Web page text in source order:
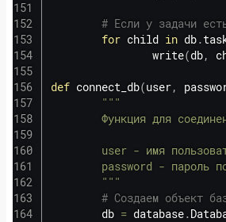
# Если у задачи
for child in db.
                write
(db,
def connect_db(user,
"""
Функция для
user - имя
password - пароль
        """
# Создаем объект
        db
= database.